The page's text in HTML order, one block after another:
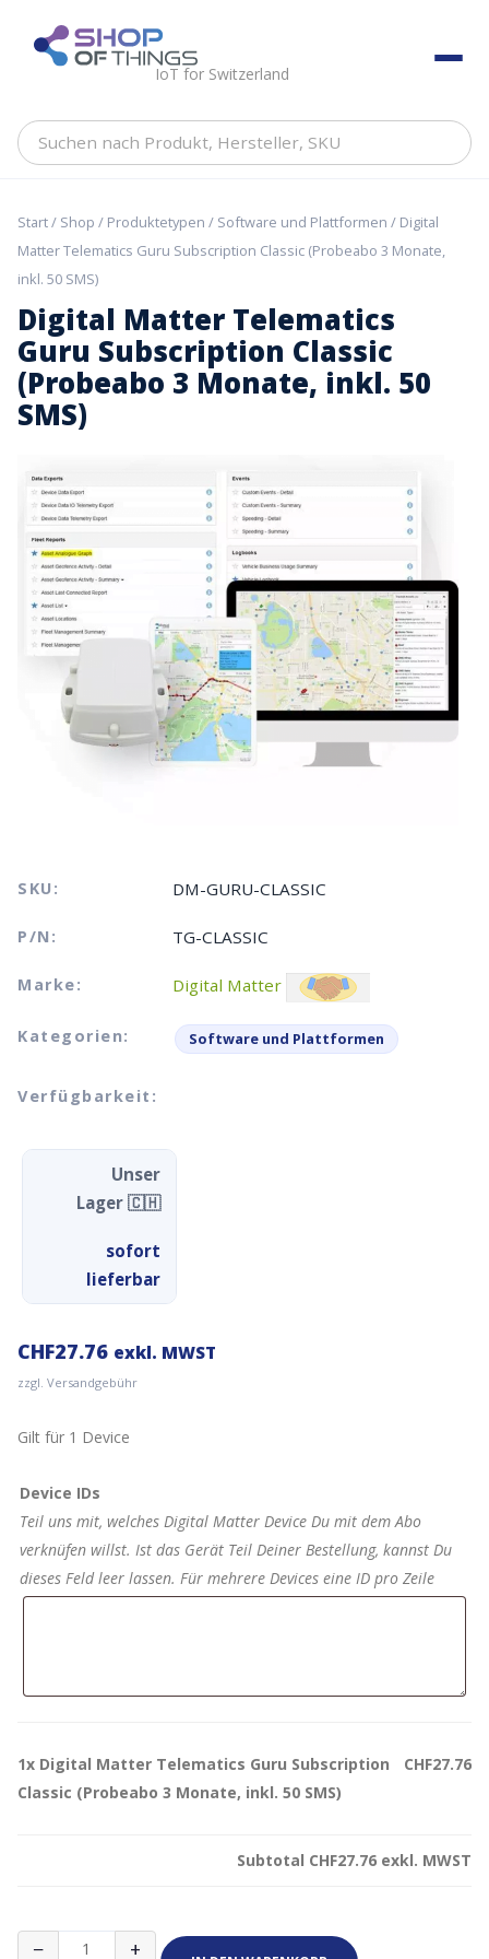
content ShopOfThings
IoT for Switzerland
Suchen
Hersteller,
Start/ Shop / Produktetypen / Software und Plattformen / Digital
Matter Telematics Guru Subscription Classic (Probeabo 3 Monate,
inkl. 50 SMS)
Digital Matter Telematics
Guru Subscription Classic
(Probeabo 3 Monate, inkl. 50
SMS)
SKU: DM-GURU-CLASSIC
P/N: TG-CLASSIC
Marke: Digital Matter
Kategorien: Software und Plattformen
Verfügbarkeit:
Unser
Lager 🇨🇭
sofort
lieferbar
CHF27.76 exkl. MWST
zzgl. Versandgebühr
Gilt für 1 Device
Device IDs
Teil uns mit, welches Digital Matter Device Du mit dem Abo
verknüfen willst. Ist das Gerät Teil Deiner Bestellung, kannst Du
dieses Feld leer lassen. Für mehrere Devices eine ID pro Zeile
1x Digital Matter Telematics Guru Subscription
Classic (Probeabo 3 Monate, inkl. 50 SMS)
CHF27.76
Subtotal CHF27.76 exkl. MWST
− +